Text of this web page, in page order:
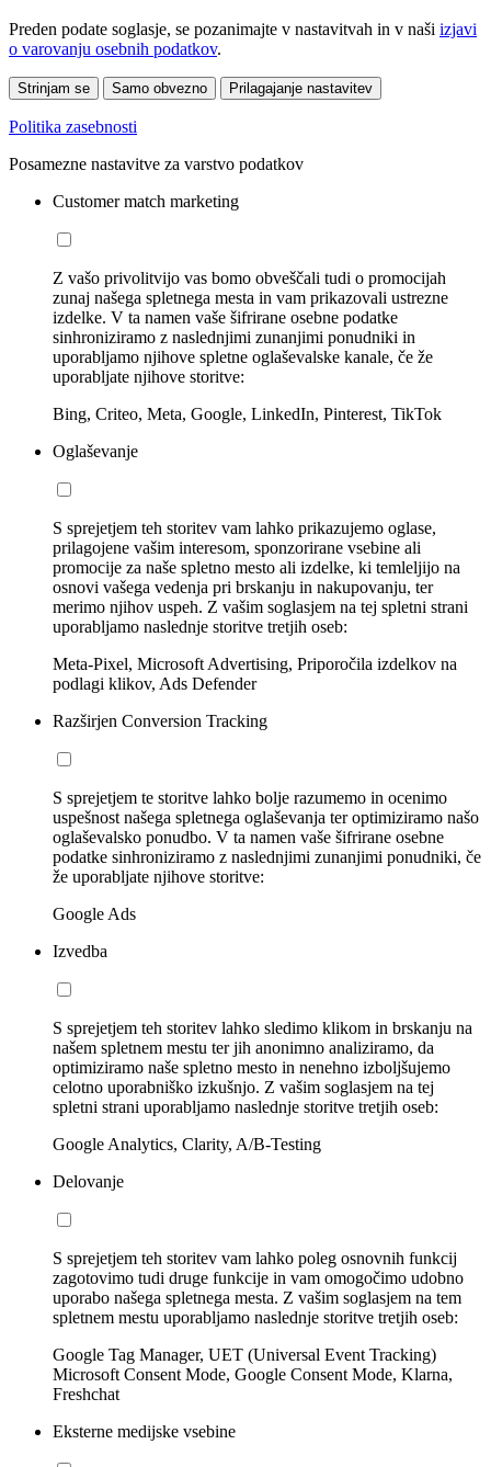
Preden podate soglasje, se pozanimajte v nastavitvah in v naši izjavi
o varovanju osebnih podatkov.
Strinjam se Samo obvezno Prilagajanje nastavitev
Politika zasebnosti
Posamezne nastavitve za varstvo podatkov
Customer match marketing
Z vašo privolitvijo vas bomo obveščali tudi o promocijah
zunaj našega spletnega mesta in vam prikazovali ustrezne
izdelke. V ta namen vaše šifrirane osebne podatke
sinhroniziramo z naslednjimi zunanjimi ponudniki in
uporabljamo njihove spletne oglaševalske kanale, če že
uporabljate njihove storitve:
Bing, Criteo, Meta, Google, LinkedIn, Pinterest, TikTok
Oglaševanje
S sprejetjem teh storitev vam lahko prikazujemo oglase,
prilagojene vašim interesom, sponzorirane vsebine ali
promocije za naše spletno mesto ali izdelke, ki temleljijo na
osnovi vašega vedenja pri brskanju in nakupovanju, ter
merimo njihov uspeh. Z vašim soglasjem na tej spletni strani
uporabljamo naslednje storitve tretjih oseb:
Meta-Pixel, Microsoft Advertising, Priporočila izdelkov na
podlagi klikov, Ads Defender
Razširjen Conversion Tracking
S sprejetjem te storitve lahko bolje razumemo in ocenimo
uspešnost našega spletnega oglaševanja ter optimiziramo našo
oglaševalsko ponudbo. V ta namen vaše šifrirane osebne
podatke sinhroniziramo z naslednjimi zunanjimi ponudniki, če
že uporabljate njihove storitve:
Google Ads
Izvedba
S sprejetjem teh storitev lahko sledimo klikom in brskanju na
našem spletnem mestu ter jih anonimno analiziramo, da
optimiziramo naše spletno mesto in nenehno izboljšujemo
celotno uporabniško izkušnjo. Z vašim soglasjem na tej
spletni strani uporabljamo naslednje storitve tretjih oseb:
Google Analytics, Clarity, A/B-Testing
Delovanje
S sprejetjem teh storitev vam lahko poleg osnovnih funkcij
zagotovimo tudi druge funkcije in vam omogočimo udobno
uporabo našega spletnega mesta. Z vašim soglasjem na tem
spletnem mestu uporabljamo naslednje storitve tretjih oseb:
Google Tag Manager, UET (Universal Event Tracking)
Microsoft Consent Mode, Google Consent Mode, Klarna,
Freshchat
Eksterne medijske vsebine